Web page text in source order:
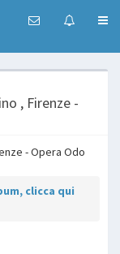
, Firenze -
clicca qui